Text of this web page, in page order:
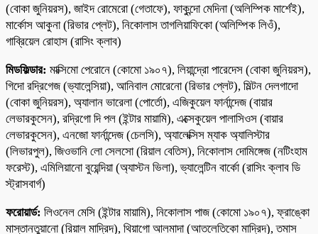
(বোকা জুনিয়রস), জাইদ রোমেরো (গেতাফে), ফাকুন্দো মেদিনা (অলিম্পিক মার্শেই),
মার্কোস আকুনা (রিভার প্লেট), নিকোলাস তাগলিয়াফিকো (অলিম্পিক লিওঁ),
গাব্রিয়েল রোহাস (রাসিং ক্লাব)
মিডফিল্ডার: মাক্সিমো পেরোনে (কোমো ১৯০৭), লিয়ান্দ্রো পারেদেস (বোকা জুনিয়রস),
গিদো রদ্রিগেজ (ভ্যালেন্সিয়া), আনিবাল মোরেনো (রিভার প্লেট), মিল্টন দেলগাদো
(বোকা জুনিয়রস), অ্যালান ভারেলা (পোর্তো), এজিকুয়েল ফার্নান্দেজ (বায়ার
লেভারকুসেন), রদ্রিগো দি পল (ইন্টার মায়ামি), এক্সেকুয়েল পালাসিওস (বায়ার
লেভারকুসেন), এনজো ফার্নান্দেজ (চেলসি), অ্যালেক্সিস ম্যাক অ্যালিস্টার
(লিভারপুল), জিওভানি লো সেলসো (রিয়াল বেতিস), নিকোলাস দোমিঙ্গেজ (নটিংহাম
ফরেস্ট), এমিলিয়ানো বুয়েন্দিয়া (অ্যাস্টন ভিলা), ভ্যালেন্টিন বার্কো (রাসিং ক্লাব ডি
স্ট্রাসবার্গ)
ফরোয়ার্ড: লিওনেল মেসি (ইন্টার মায়ামি), নিকোলাস পাজ (কোমো ১৯০৭), ফ্রাঙ্কো
মাস্তানতুয়ানো (রিয়াল মাদ্রিদ), থিয়াগো আলমাদা (আতলেতিকো মাদ্রিদ), তমাস